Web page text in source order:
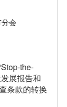
会
the-
展报告和
条款的转换